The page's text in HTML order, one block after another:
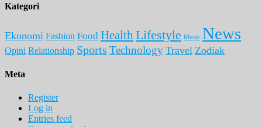
Kategori
Ekonomi Fashion Food Health Lifestyle Music News
Opini Relationship Sports Technology Travel Zodiak
Meta
Register
Log in
Entries feed